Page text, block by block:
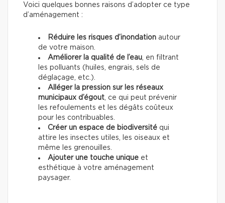
Voici quelques bonnes raisons d’adopter ce type
d’aménagement :
Réduire les risques d’inondation autour
de votre maison.
Améliorer la qualité de l’eau, en filtrant
les polluants (huiles, engrais, sels de
déglaçage, etc.).
Alléger la pression sur les réseaux
municipaux d’égout, ce qui peut prévenir
les refoulements et les dégâts coûteux
pour les contribuables.
Créer un espace de biodiversité qui
attire les insectes utiles, les oiseaux et
même les grenouilles.
Ajouter une touche unique et
esthétique à votre aménagement
paysager.